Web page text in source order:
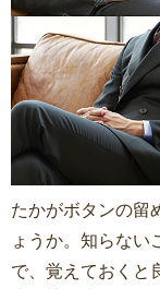
たかがボタンの留
ょうか。知らない
で、覚えておくと